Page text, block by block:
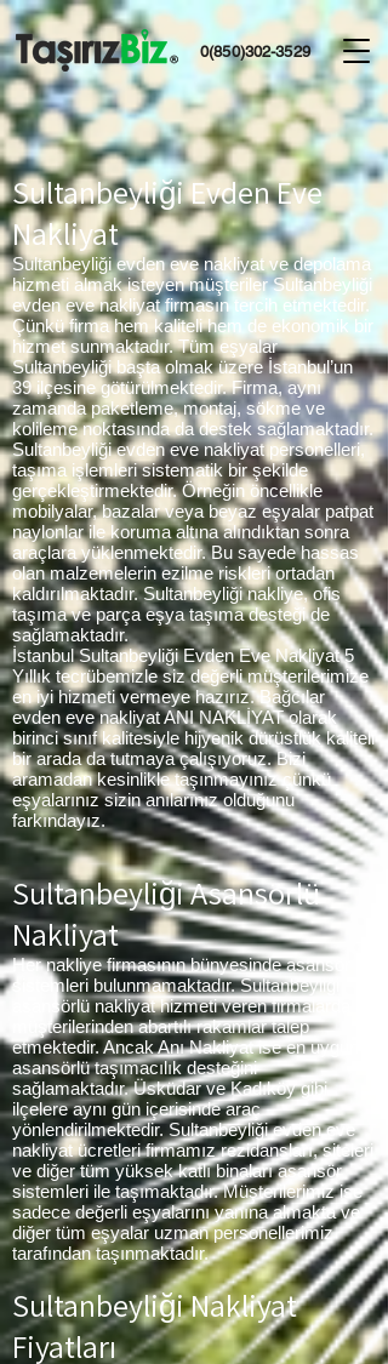
0(850)302-3529
Sultanbeyliği Evden Eve
Nakliyat
Sultanbeyliği evden eve nakliyat ve depolama
hizmeti almak isteyen müşteriler Sultanbeyliği
evden eve nakliyat firmasın tercih etmektedir.
Çünkü firma hem kaliteli hem de ekonomik bir
hizmet sunmaktadır. Tüm eşyalar
Sultanbeyliği başta olmak üzere İstanbul’un
39 ilçesine götürülmektedir. Firma, aynı
zamanda paketleme, montaj, sökme ve
kolileme noktasında da destek sağlamaktadır.
Sultanbeyliği evden eve nakliyat personelleri,
taşıma işlemleri sistematik bir şekilde
gerçekleştirmektedir. Örneğin öncellikle
mobilyalar, bazalar veya beyaz eşyalar patpat
naylonlar ile koruma altına alındıktan sonra
araçlara yüklenmektedir. Bu sayede hassas
olan malzemelerin ezilme riskleri ortadan
kaldırılmaktadır. Sultanbeyliği nakliye, ofis
taşıma ve parça eşya taşıma desteği de
sağlamaktadır.
İstanbul Sultanbeyliği Evden Eve Nakliyat 5
Yıllık tecrübemizle siz değerli müşterilerimize
en iyi hizmeti vermeye hazırız. Bağcılar
evden eve nakliyat ANI NAKLİYAT olarak
birinci sınıf kalitesiyle hijyenik dürüstlük kaliteli
bir arada da tutmaya çalışıyoruz. Bizi
aramadan kesinlikle taşınmayınız çünkü
eşyalarınız sizin anılarınız olduğunu
farkındayız.
SultanbeyliğiAsansörlü
Nakliyat
Her nakliye firmasının bünyesinde asansör
sistemleri bulunmamaktadır. Sultanbeyliği
asansörlü nakliyat hizmeti veren firmalarda
müşterilerinden abartılı rakamlar talep
etmektedir. Ancak Anı Nakliyat ise en uygun
asansörlü taşımacılık desteğini
sağlamaktadır. Üsküdar ve Kadıköy gibi
ilçelere aynı gün içerisinde araç
yönlendirilmektedir. Sultanbeyliği evden eve
nakliyat ücretleri firmamız rezidansları, siteleri
ve diğer tüm yüksek katlı binaları asansör
sistemleri ile taşımaktadır. Müşterilerimiz ise
sadece değerli eşyalarını yanına almakta ve
diğer tüm eşyalar uzman personellerimiz
tarafından taşınmaktadır.
SultanbeyliğiNakliyat
Fiyatları